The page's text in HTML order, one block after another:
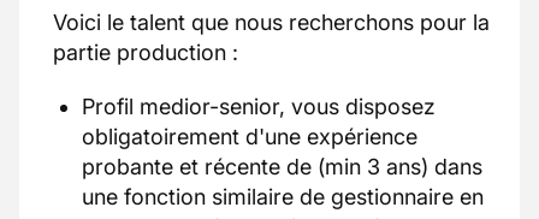
Voici le talent que nous recherchons pour la
partie production :
Profil medior-senior, vous disposez
obligatoirement d'une expérience
probante et récente de (min 3 ans) dans
une fonction similaire de gestionnaire en